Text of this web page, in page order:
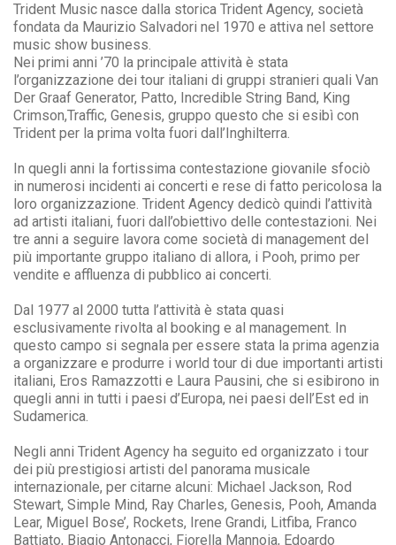
Trident Music nasce dalla storica Trident Agency, società
fondata da Maurizio Salvadori nel 1970 e attiva nel settore
music show business.
Nei primi anni ’70 la principale attività è stata
l’organizzazione dei tour italiani di gruppi stranieri quali Van
Der Graaf Generator, Patto, Incredible String Band, King
Crimson,Traffic, Genesis, gruppo questo che si esibì con
Trident per la prima volta fuori dall’Inghilterra.
In quegli anni la fortissima contestazione giovanile sfociò
in numerosi incidenti ai concerti e rese di fatto pericolosa la
loro organizzazione. Trident Agency dedicò quindi l’attività
ad artisti italiani, fuori dall’obiettivo delle contestazioni. Nei
tre anni a seguire lavora come società di management del
più importante gruppo italiano di allora, i Pooh, primo per
vendite e affluenza di pubblico ai concerti.
Dal 1977 al 2000 tutta l’attività è stata quasi
esclusivamente rivolta al booking e al management. In
questo campo si segnala per essere stata la prima agenzia
a organizzare e produrre i world tour di due importanti artisti
italiani, Eros Ramazzotti e Laura Pausini, che si esibirono in
quegli anni in tutti i paesi d’Europa, nei paesi dell’Est ed in
Sudamerica.
Negli anni Trident Agency ha seguito ed organizzato i tour
dei più prestigiosi artisti del panorama musicale
internazionale, per citarne alcuni: Michael Jackson, Rod
Stewart, Simple Mind, Ray Charles, Genesis, Pooh, Amanda
Lear, Miguel Bose’, Rockets, Irene Grandi, Litfiba, Franco
Battiato, Biagio Antonacci, Fiorella Mannoia, Edoardo